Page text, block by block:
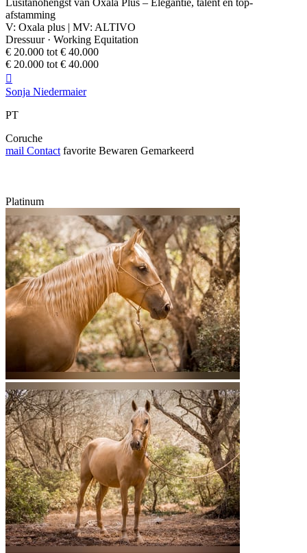
Lusitanohengst van Oxala Plus – Elegantie, talent en top-
afstamming
V: Oxala plus | MV: ALTIVO
Dressuur · Working Equitation
€ 20.000 tot € 40.000
€ 20.000 tot € 40.000

Sonja Niedermaier
PT
Coruche
mail Contact favorite Bewaren Gemarkeerd
Platinum